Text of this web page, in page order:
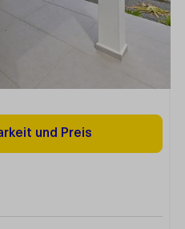
und Preis